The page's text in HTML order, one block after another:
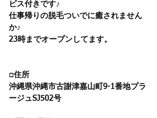
ビス付きです♪
仕事帰りの脱毛ついでに癒されません
か♪
23時までオープンしてます。
□住所
沖縄県沖縄市古謝津嘉山町9-1番地プラ
ージュSJ502号